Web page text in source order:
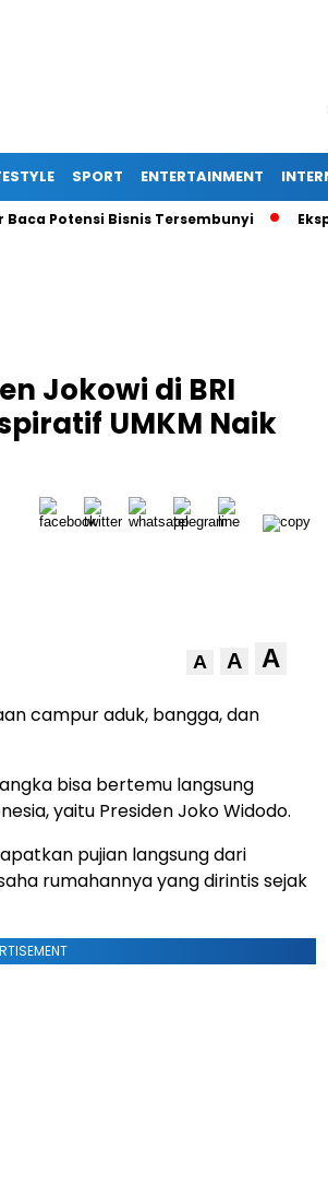
SPORT ENTERTAINMENT
Bisnis Tersembunyi Ekspansi
Jokowi di BRI
UMKM Naik
A A A
campur aduk, bangga, dan
bisa bertemu langsung
yaitu Presiden Joko Widodo.
pujian langsung dari
rumahannya yang dirintis sejak